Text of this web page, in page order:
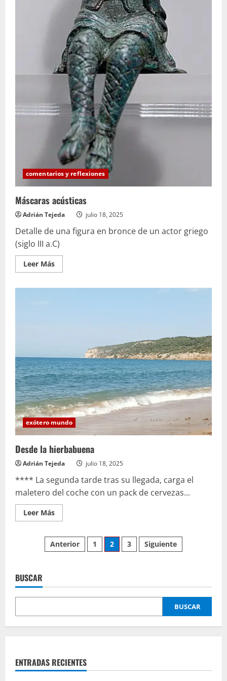
comentarios y reflexiones
Máscaras acústicas
Adrián Tejeda julio 18, 2025
Detalle de una figura en bronce de un actor griego
(siglo III a.C)
Leer MásLeer
más
exótero mundo
Desde la hierbabuena
Adrián Tejeda julio 18, 2025
**** La segunda tarde tras su llegada, carga el
maletero del coche con un pack de cervezas...
Leer MásLeer
más
Desde
la
hierbabuena
Paginación
entradas
Anterior 1 2 3 Siguiente
BUSCAR
BUSCAR
ENTRADAS RECIENTES